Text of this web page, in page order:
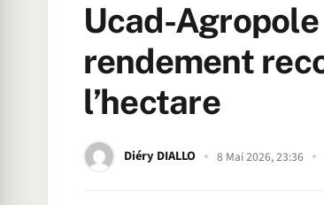
Ucad-
rendement
l’hectare
Diéry DIALLO 8 Mai 2026, 23:36